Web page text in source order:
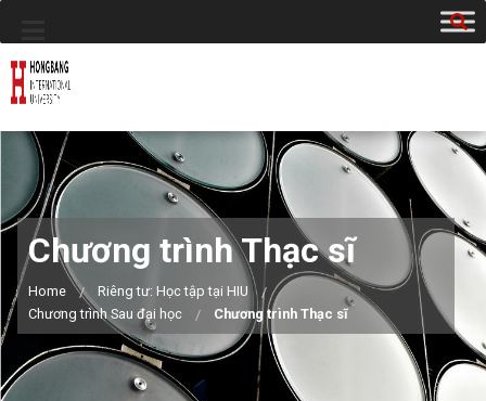
Chương trình Thạc sĩ
Home
Riêng tư: Học tập tại HIU
Chương trình Sau đại học
Chương trình Thạc sĩ